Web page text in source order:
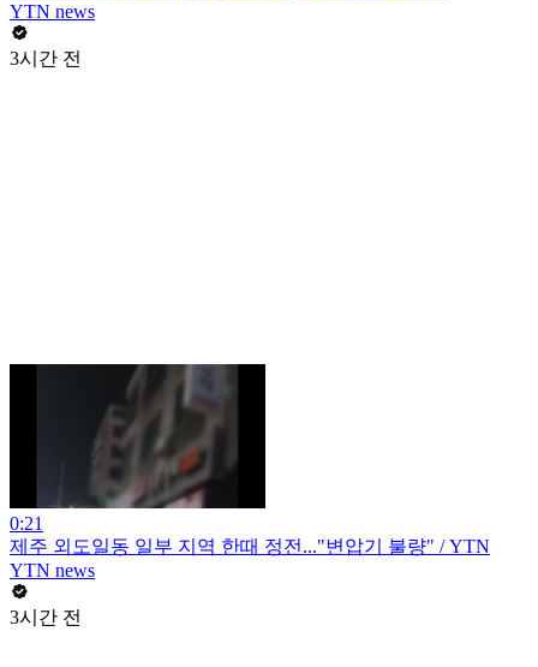
YTN news
3시간 전
0:21
제주 외도일동 일부 지역 한때 정전..."변압기 불량" / YTN
YTN news
3시간 전